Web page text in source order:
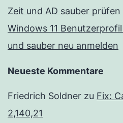
Zeit und AD sauber prüfen
Windows 11
und sauber neu anmelden
Neueste Kommentare
Friedrich Soldner zu Fix:
2,140,21